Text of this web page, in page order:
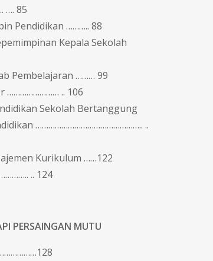
…. 85
Pendidikan ……….. 88
Kepala Sekolah
Pembelajaran ……… 99
…………………… .. 106
Sekolah Bertanggung
………………………………………….. ..
Kurikulum ……122
.. 124
PERSAINGAN MUTU